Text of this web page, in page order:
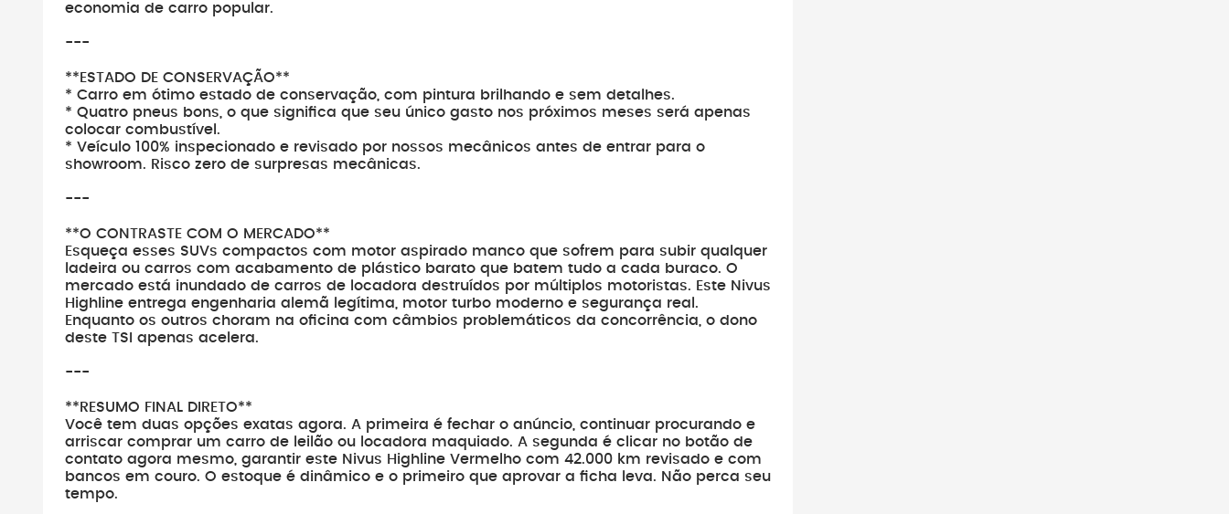
economia de carro popular.
---
**ESTADO DE CONSERVAÇÃO**
* Carro em ótimo estado de conservação, com pintura brilhando e sem detalhes.
* Quatro pneus bons, o que significa que seu único gasto nos próximos meses será apenas
colocar combustível.
* Veículo 100% inspecionado e revisado por nossos mecânicos antes de entrar para o
showroom. Risco zero de surpresas mecânicas.
---
**O CONTRASTE COM O MERCADO**
Esqueça esses SUVs compactos com motor aspirado manco que sofrem para subir qualquer
ladeira ou carros com acabamento de plástico barato que batem tudo a cada buraco. O
mercado está inundado de carros de locadora destruídos por múltiplos motoristas. Este Nivus
Highline entrega engenharia alemã legítima, motor turbo moderno e segurança real.
Enquanto os outros choram na oficina com câmbios problemáticos da concorrência, o dono
deste TSI apenas acelera.
---
**RESUMO FINAL DIRETO**
Você tem duas opções exatas agora. A primeira é fechar o anúncio, continuar procurando e
arriscar comprar um carro de leilão ou locadora maquiado. A segunda é clicar no botão de
contato agora mesmo, garantir este Nivus Highline Vermelho com 42.000 km revisado e com
bancos em couro. O estoque é dinâmico e o primeiro que aprovar a ficha leva. Não perca seu
tempo.